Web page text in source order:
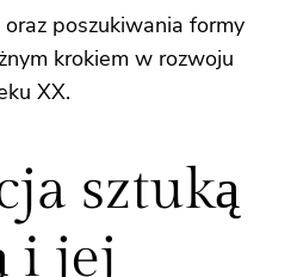
poszukiwania formy
krokiem w rozwoju
XX.
sztuką
i jej